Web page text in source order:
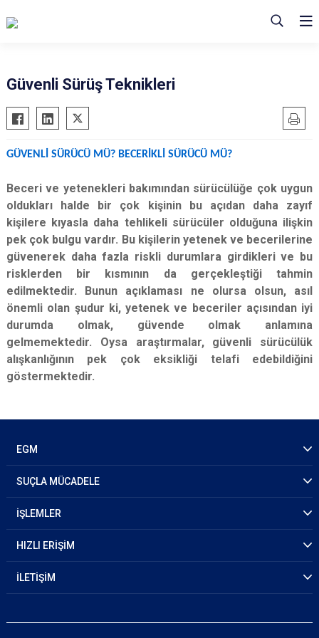
Güvenli Sürüş Teknikleri
GÜVENLİ SÜRÜCÜ MÜ? BECERİKLİ SÜRÜCÜ MÜ?
Beceri ve yetenekleri bakımından sürücülüğe çok uygun
oldukları halde bir çok kişinin bu açıdan daha zayıf
kişilere kıyasla daha tehlikeli sürücüler olduğuna ilişkin
pek çok bulgu vardır. Bu kişilerin yetenek ve becerilerine
güvenerek daha fazla riskli durumlara girdikleri ve bu
risklerden bir kısmının da gerçekleştiği tahmin
edilmektedir. Bunun açıklaması ne olursa olsun, asıl
önemli olan şudur ki, yetenek ve beceriler açısından iyi
durumda olmak, güvende olmak anlamına
gelmemektedir. Oysa araştırmalar, güvenli sürücülük
alışkanlığının pek çok eksikliği telafi edebildiğini
göstermektedir.
EGM
SUÇLA MÜCADELE
İŞLEMLER
HIZLI ERİŞİM
İLETİŞİM